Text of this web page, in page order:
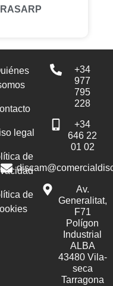
legal
de
de
+34
977
795
228
+34
646 22
01 02
Av.
Generalitat,
F71
Polígon
Industrial
ALBA
43480 Vila-
seca
Tarragona